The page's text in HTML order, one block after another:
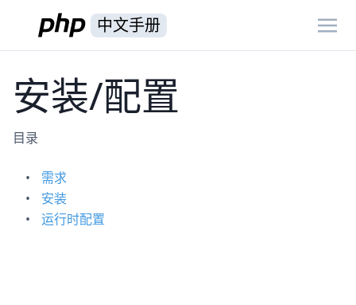
中文手册
安装/配置
目录
需求
安装
运行时配置